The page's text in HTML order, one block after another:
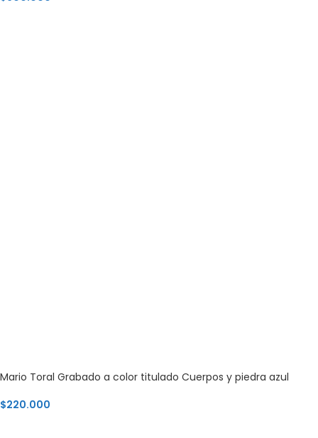
Mario Toral Grabado a color titulado Cuerpos y piedra azul
$220.000